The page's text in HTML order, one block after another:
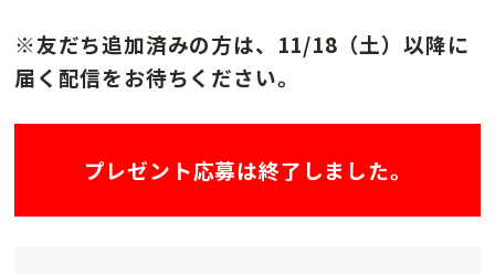
※友だち追加済みの方は、11/18（土）以降に
届く配信をお待ちください。
プレゼント応募は終了しました。